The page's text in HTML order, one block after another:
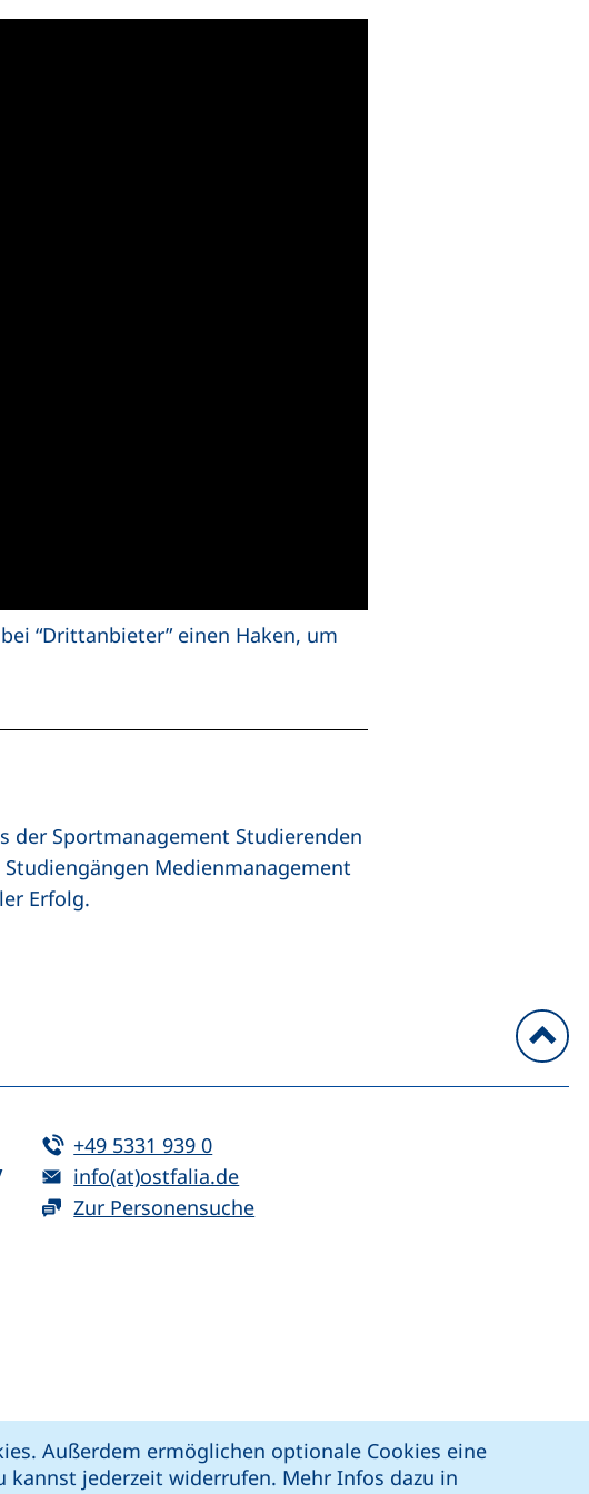
Außerdem ermöglichen optionale Cookies eine
jederzeit widerrufen. Mehr Infos dazu in
“Drittanbieter” einen Haken, um
der Sportmanagement Studierenden
Medienmanagement
Erfolg.
Tel:
+49 5331 939 0(startet einen Telefonanruf, wenn Ihr
E-Mail:
info(at)ostfalia.de(öffnet Ihr E-Mail-Programm)
Zur Personensuche